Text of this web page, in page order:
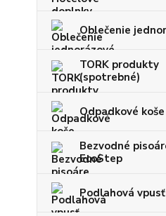
Oblečenie
TORK produkty
(spotrebné)
Odpadkové koše
Bezvodné
EcoStep
Podlahová